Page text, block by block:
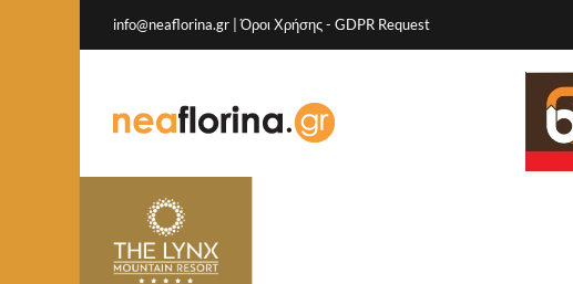
info@neaflorina.gr |Όροι Χρήσης- GDPR Request